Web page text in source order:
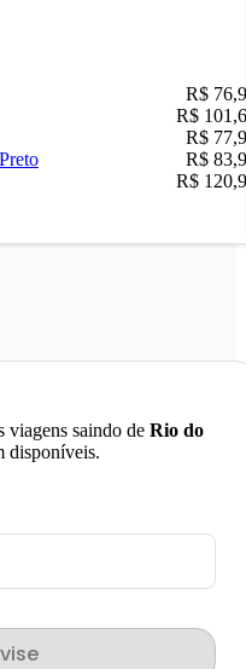
R$
R$
R$
R$
R$
viagens saindo de Rio do
disponíveis.